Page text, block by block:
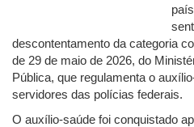
descontentamento da categoria
de 29 de maio de 2026, do
Pública, que regulamenta o
servidores das polícias federais.
O auxílio-saúde foi conquistado